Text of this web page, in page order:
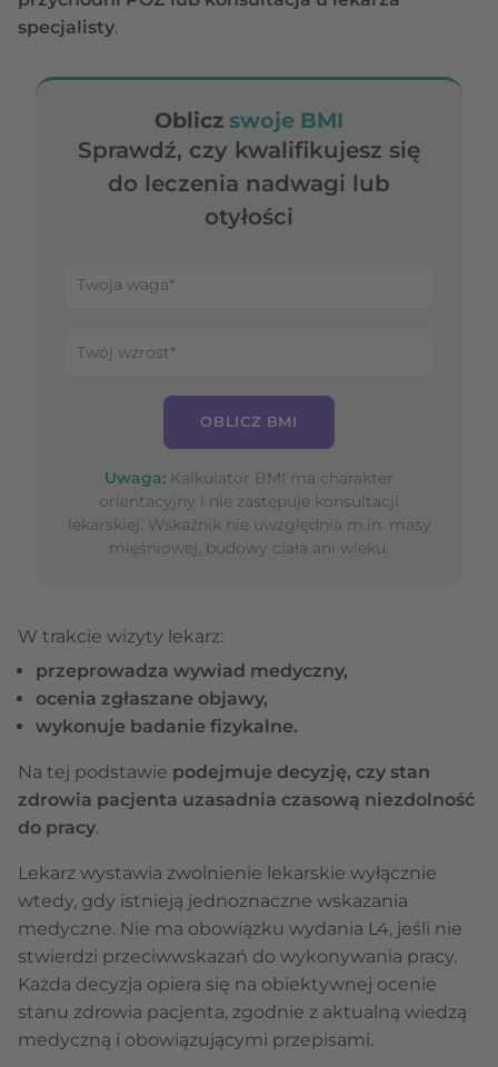
specjalisty.
Oblicz swoje BMI
Sprawdź, czy kwalifikujesz się
do leczenia nadwagi lub
otyłości
OBLICZ BMI
Uwaga: Kalkulator BMI ma charakter
orientacyjny i nie zastępuje konsultacji
lekarskiej. Wskaźnik nie uwzględnia m.in. masy
mięśniowej, budowy ciała ani wieku.
W trakcie wizyty lekarz:
przeprowadza wywiad medyczny,
ocenia zgłaszane objawy,
wykonuje badanie fizykalne.
Na tej podstawie podejmuje decyzję, czy stan
zdrowia pacjenta uzasadnia czasową niezdolność
do pracy.
Lekarz wystawia zwolnienie lekarskie wyłącznie
wtedy, gdy istnieją jednoznaczne wskazania
medyczne. Nie ma obowiązku wydania L4, jeśli nie
stwierdzi przeciwwskazań do wykonywania pracy.
Każda decyzja opiera się na obiektywnej ocenie
stanu zdrowia pacjenta, zgodnie z aktualną wiedzą
medyczną i obowiązującymi przepisami.